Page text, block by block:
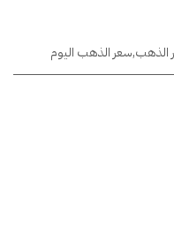
الذهب,سعر الذهب اليوم